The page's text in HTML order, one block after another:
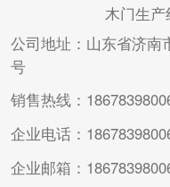
木门生产
公司地址：山东省济南
号
销售热线：
企业电话：
企业邮箱：